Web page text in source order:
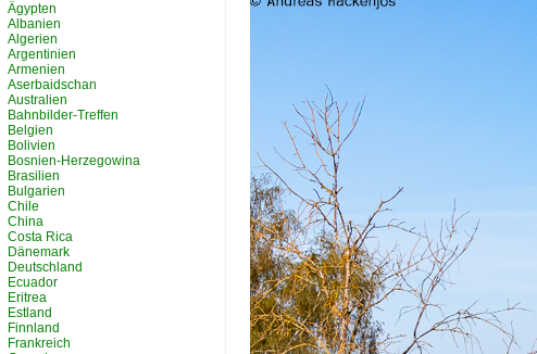
Ägypten
Albanien
Algerien
Argentinien
Armenien
Aserbaidschan
Australien
Bahnbilder-Treffen
Belgien
Bolivien
Bosnien-Herzegowina
Brasilien
Bulgarien
Chile
China
Costa Rica
Dänemark
Deutschland
Ecuador
Eritrea
Estland
Finnland
Frankreich